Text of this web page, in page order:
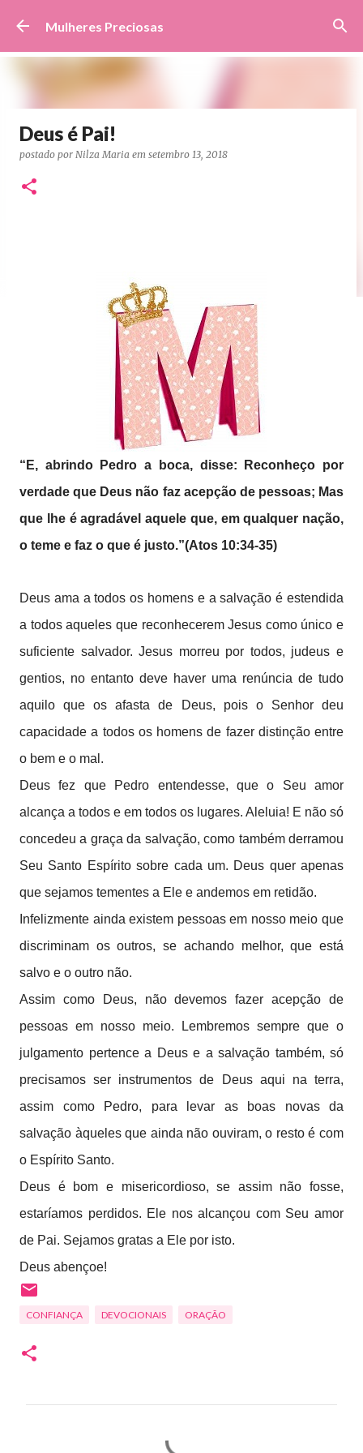
Pular para o conteúdo principal
Mulheres Preciosas
Deus é Pai!
postado por Nilza Maria em setembro 13, 2018
“E, abrindo Pedro a boca, disse: Reconheço por
verdade que Deus não faz acepção de pessoas; Mas
que lhe é agradável aquele que, em qualquer nação,
o teme e faz o que é justo.”(Atos 10:34-35)
Deus ama a todos os homens e a salvação é estendida
a todos aqueles que reconhecerem Jesus como único e
suficiente salvador. Jesus morreu por todos, judeus e
gentios, no entanto deve haver uma renúncia de tudo
aquilo que os afasta de Deus, pois o Senhor deu
capacidade a todos os homens de fazer distinção entre
o bem e o mal.
Deus fez que Pedro entendesse, que o Seu amor
alcança a todos e em todos os lugares. Aleluia! E não só
concedeu a graça da salvação, como também derramou
Seu Santo Espírito sobre cada um. Deus quer apenas
que sejamos tementes a Ele e andemos em retidão.
Infelizmente ainda existem pessoas em nosso meio que
discriminam os outros, se achando melhor, que está
salvo e o outro não.
Assim como Deus, não devemos fazer acepção de
pessoas em nosso meio. Lembremos sempre que o
julgamento pertence a Deus e a salvação também, só
precisamos ser instrumentos de Deus aqui na terra,
assim como Pedro, para levar as boas novas da
salvação àqueles que ainda não ouviram, o resto é com
o Espírito Santo.
Deus é bom e misericordioso, se assim não fosse,
estaríamos perdidos. Ele nos alcançou com Seu amor
de Pai. Sejamos gratas a Ele por isto.
Deus abençoe!
CONFIANÇA DEVOCIONAIS ORAÇÃO